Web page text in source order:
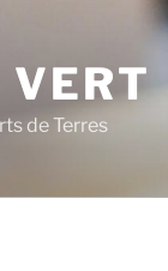
VERT
de Terres